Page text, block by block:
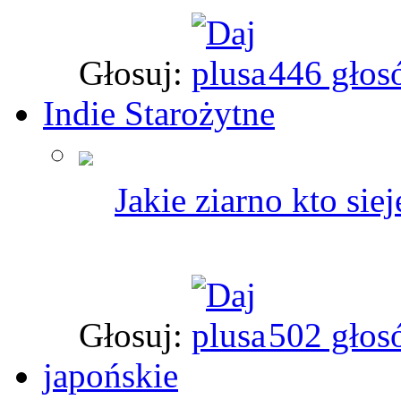
Głosuj:
446
Indie Starożytne
Jakie ziarno kto
Głosuj:
502
japońskie